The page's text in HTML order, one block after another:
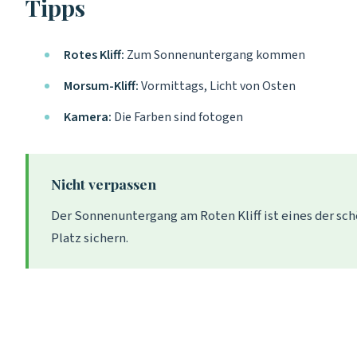
Tipps
Rotes Kliff: Zum Sonnenuntergang kommen
Morsum-Kliff:Vormittags, Licht von Osten
Kamera: Die Farben sind fotogen
Nicht verpassen
Der Sonnenuntergang am Roten Kliff ist eines der
Platz sichern.